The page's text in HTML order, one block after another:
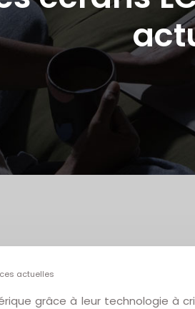
actuelles
grâce à leur technologie